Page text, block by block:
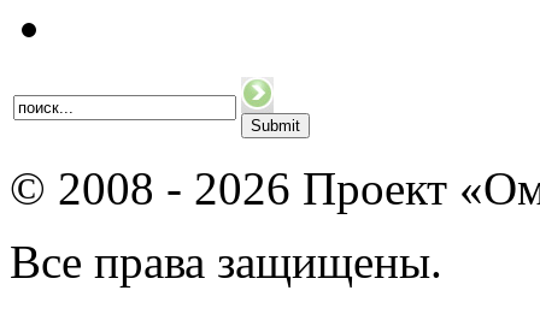
© 2008 - 2026 Проект
Все права защищены.